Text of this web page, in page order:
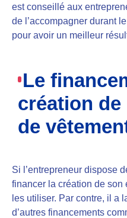
est conseillé aux
de l’accompagner durant
pour avoir un meilleur
Le
création de
de
Si l’entrepreneur dispose
financer la création de son
les utiliser. Par contre, il a
d’autres financements